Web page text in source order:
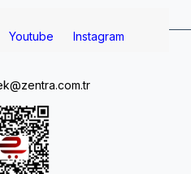
Youtube Instagram